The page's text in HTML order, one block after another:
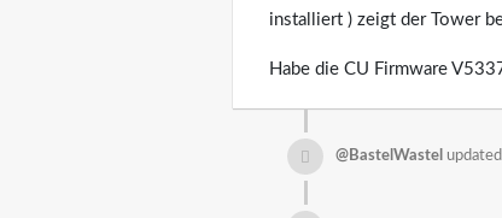
installiert ) zeigt der Tower
Habe die CU Firmware
@BastelWastel